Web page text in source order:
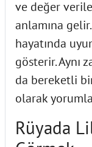
ve değer
anlamına
hayatında
gösterir. Aynı
da bereketli
olarak
Rüyada